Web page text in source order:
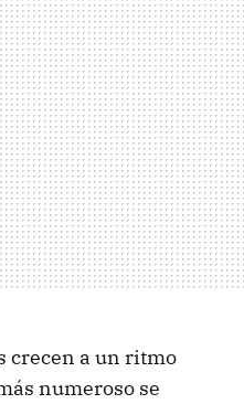
crecen a un ritmo
numeroso se